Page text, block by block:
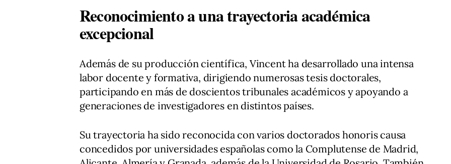
Reconocimiento a una trayectoria académica
excepcional
Además de su producción científica, Vincent ha desarrollado una intensa
labor docente y formativa, dirigiendo numerosas tesis doctorales,
participando en más de doscientos tribunales académicos y apoyando a
generaciones de investigadores en distintos países.
Su trayectoria ha sido reconocida con varios doctorados honoris causa
concedidos por universidades españolas como la Complutense de Madrid,